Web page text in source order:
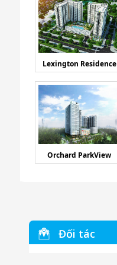
Lexington Residence
Orchard ParkView
Đối tác